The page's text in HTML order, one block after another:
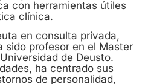
con herramientas útiles
clínica.
en consulta privada,
sido profesor en el Master
de Deusto.
ha centrado sus
de personalidad,